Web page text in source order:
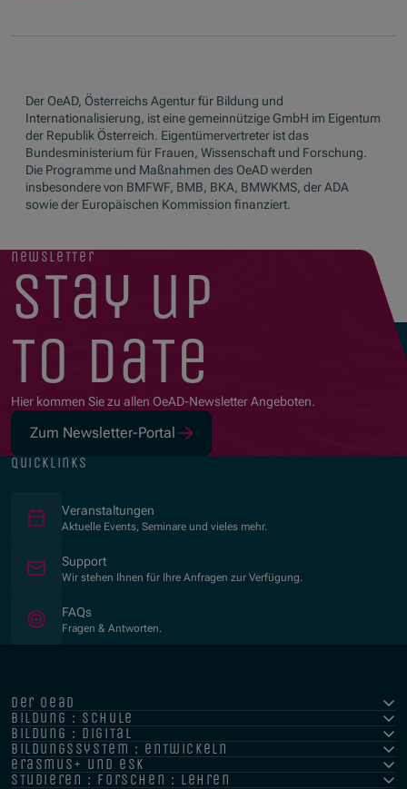
Der OeAD, Österreichs Agentur für Bildung und
Internationalisierung, ist eine gemeinnützige GmbH im Eigentum
der Republik Österreich. Eigentümervertreter ist das
Bundesministerium für Frauen, Wissenschaft und Forschung.
Die Programme und Maßnahmen des OeAD werden
insbesondere von BMFWF, BMB, BKA, BMWKMS, der ADA
sowie der Europäischen Kommission finanziert.
newsletter
stay up
to date
Hier kommen Sie zu allen OeAD-Newsletter Angeboten.
Zum Newsletter-Portal
(Öffnet in neuem Fenster)
quicklinks
Veranstaltungen
Aktuelle Events, Seminare und vieles mehr.
Support
Wir stehen Ihnen für Ihre Anfragen zur Verfügung.
FAQs
Fragen & Antworten.
der oead
bildung : schule
bildung : digital
bildungssystem : entwickeln
erasmus+ und esk
studieren : forschen : lehren